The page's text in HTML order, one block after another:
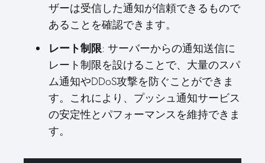
ザーは受信した通知が信頼できるもので
あることを確認できます。
レート制限: サーバーからの通知送信に
レート制限を設けることで、大量のスパ
ム通知やDDoS攻撃を防ぐことができま
す。これにより、プッシュ通知サービス
の安定性とパフォーマンスを維持できま
す。